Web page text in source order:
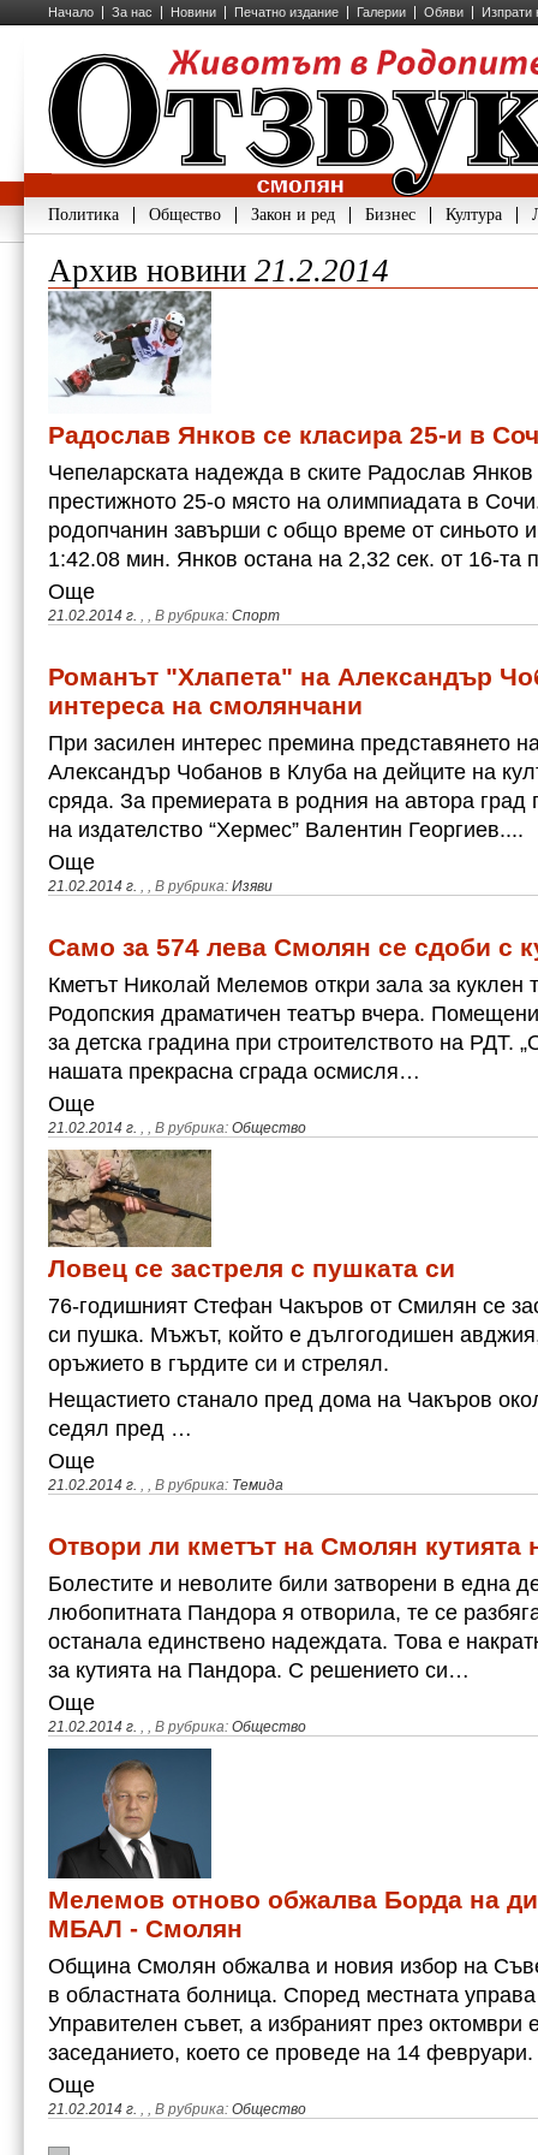
Начало За нас Новини Печатно издание Галерии Обяви Изпрати
Политика Общество Закон и ред Бизнес Култура
Архив новини 21.2.2014
Радослав Янков се класира 25-и в
Чепеларската надежда в ските Радослав
престижното 25-о място на олимпиадата в
родопчанин завърши с общо време от синьото
1:42.08 мин. Янков остана на 2,32 сек. от 16-та
21.02.2014 г. , , В рубрика: Спорт
Още
Романът "Хлапета" на Александър
интереса на смолянчани
При засилен интерес премина представянето
Александър Чобанов в Клуба на дейците на
сряда. За премиерата в родния на автора град
на издателство “Хермес” Валентин Георгиев....
21.02.2014 г. , , В рубрика: Изяви
Още
Само за 574 лева Смолян се сдоби с
Кметът Николай Мелемов откри зала за куклен
Родопския драматичен театър вчера.
за детска градина при строителството на
нашата прекрасна сграда осмисля…
21.02.2014 г. , , В рубрика: Общество
Още
Ловец се застреля с пушката си
76-годишният Стефан Чакъров от Смилян се
си пушка. Мъжът, който е дългогодишен
оръжието в гърдите си и стрелял.
Нещастието станало пред дома на Чакъров
седял пред …
21.02.2014 г. , , В рубрика: Темида
Още
Отвори ли кметът на Смолян кутията
Болестите и неволите били затворени в една
любопитната Пандора я отворила, те се
останала единствено надеждата. Това е
за кутията на Пандора. С решението си…
21.02.2014 г. , , В рубрика: Общество
Още
Мелемов отново обжалва Борда на
МБАЛ - Смолян
Община Смолян обжалва и новия избор на
в областната болница. Според местната
Управителен съвет, а избраният през октомври
заседанието, което се проведе на 14
21.02.2014 г. , , В рубрика: Общество
Още